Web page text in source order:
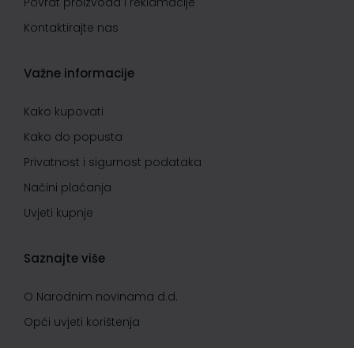
Kontaktirajte nas
Važne informacije
Kako kupovati
Kako do popusta
Privatnost i sigurnost podataka
Načini plaćanja
Uvjeti kupnje
Saznajte više
O Narodnim novinama d.d.
Opći uvjeti korištenja